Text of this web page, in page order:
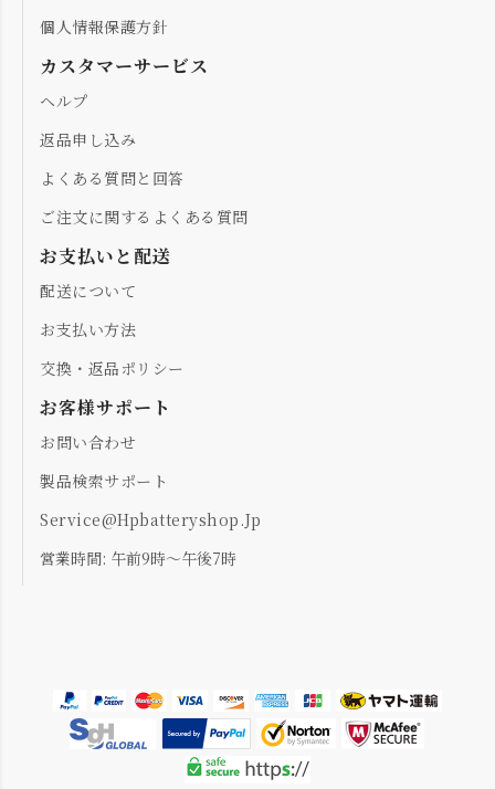
個人情報保護方針
カスタマーサービス
ヘルプ
返品申し込み
よくある質問と回答
ご注文に関するよくある質問
お支払いと配送
配送について
お支払い方法
交換・返品ポリシー
お客様サポート
お問い合わせ
製品検索サポート
Service@hpbatteryshop.jp
営業時間: 午前9時～午後7時